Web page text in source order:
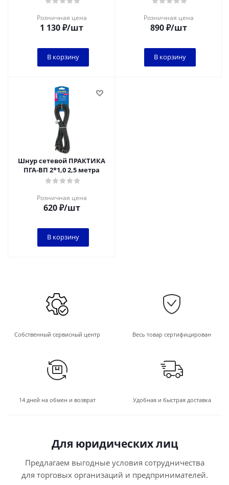
Розничная цена
1 130₽/шт
В корзину
Розничная цена
890₽/шт
В корзину
Шнур сетевой ПРАКТИКА
ПГА-ВП 2*1,0 2,5 метра
Розничная цена
620₽/шт
В корзину
Собственный сервисный центр Весь товар сертифицирован
14 дней на обмен и возврат Удобная и быстрая доставка
Для юридических лиц
Предлагаем выгодные условия сотрудничества
для торговых организаций и предпринимателей.